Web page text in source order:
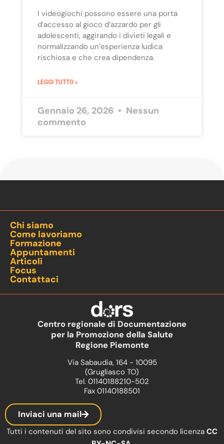
I videogiochi possono essere una porta
d’accesso al gioco d’azzardo per gli
adolescenti, aggirando i divieti legali e
normalizzando un’esperienza ludica
rischiosa e che crea dipendenza.
LEGGI TUTTO »
Gennaio 26, 2026
Nessun
commento
Chi siamo
Come lavoriamo
Formazione
Appuntamenti
Articoli
Focus
Contattaci
Centro regionale di Documentazione
per la Promozione della Salute
Regione Piemonte
Via Sabaudia, 164 - 10095
(Grugliasco TO)
Tel. 01140188210-502
Fax 01140188501
Inviaci una mail
Tutti i contenuti del sito sono condivisi secondo licenza CC